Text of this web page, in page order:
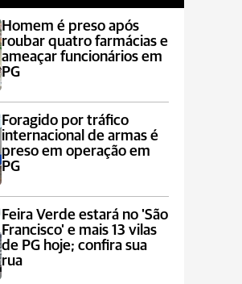
Homem é preso após
roubar quatro farmácias e
ameaçar funcionários em
PG
Foragido por tráfico
internacional de armas é
preso em operação em
PG
Feira Verde estará no 'São
Francisco' e mais 13 vilas
de PG hoje; confira sua
rua